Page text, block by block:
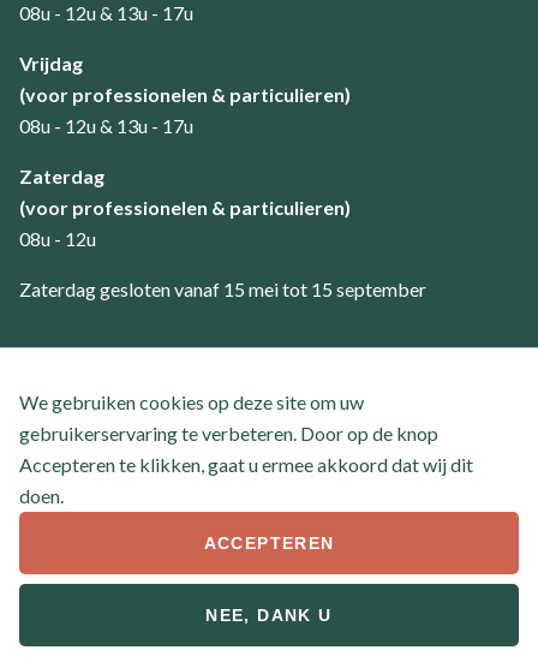
08u - 12u & 13u - 17u
​Vrijdag
(voor professionelen & particulieren)
08u - 12u & 13u - 17u
Zaterdag
(voor professionelen & particulieren)
08u - 12u
Zaterdag gesloten vanaf 15 mei tot 15 september
Klantenservice
Contact
Veel gestelde vragen
© 2026 Boom- en handelskwekerij Tielemans
bottom
Algemene voorwaarden
Privacyverklaring
Website byJolux Webdesign
We gebruiken cookies op deze site om uw
gebruikerservaring te verbeteren. Door op de knop
Accepteren te klikken, gaat u ermee akkoord dat wij dit
doen.
ACCEPTEREN
NEE, DANK U